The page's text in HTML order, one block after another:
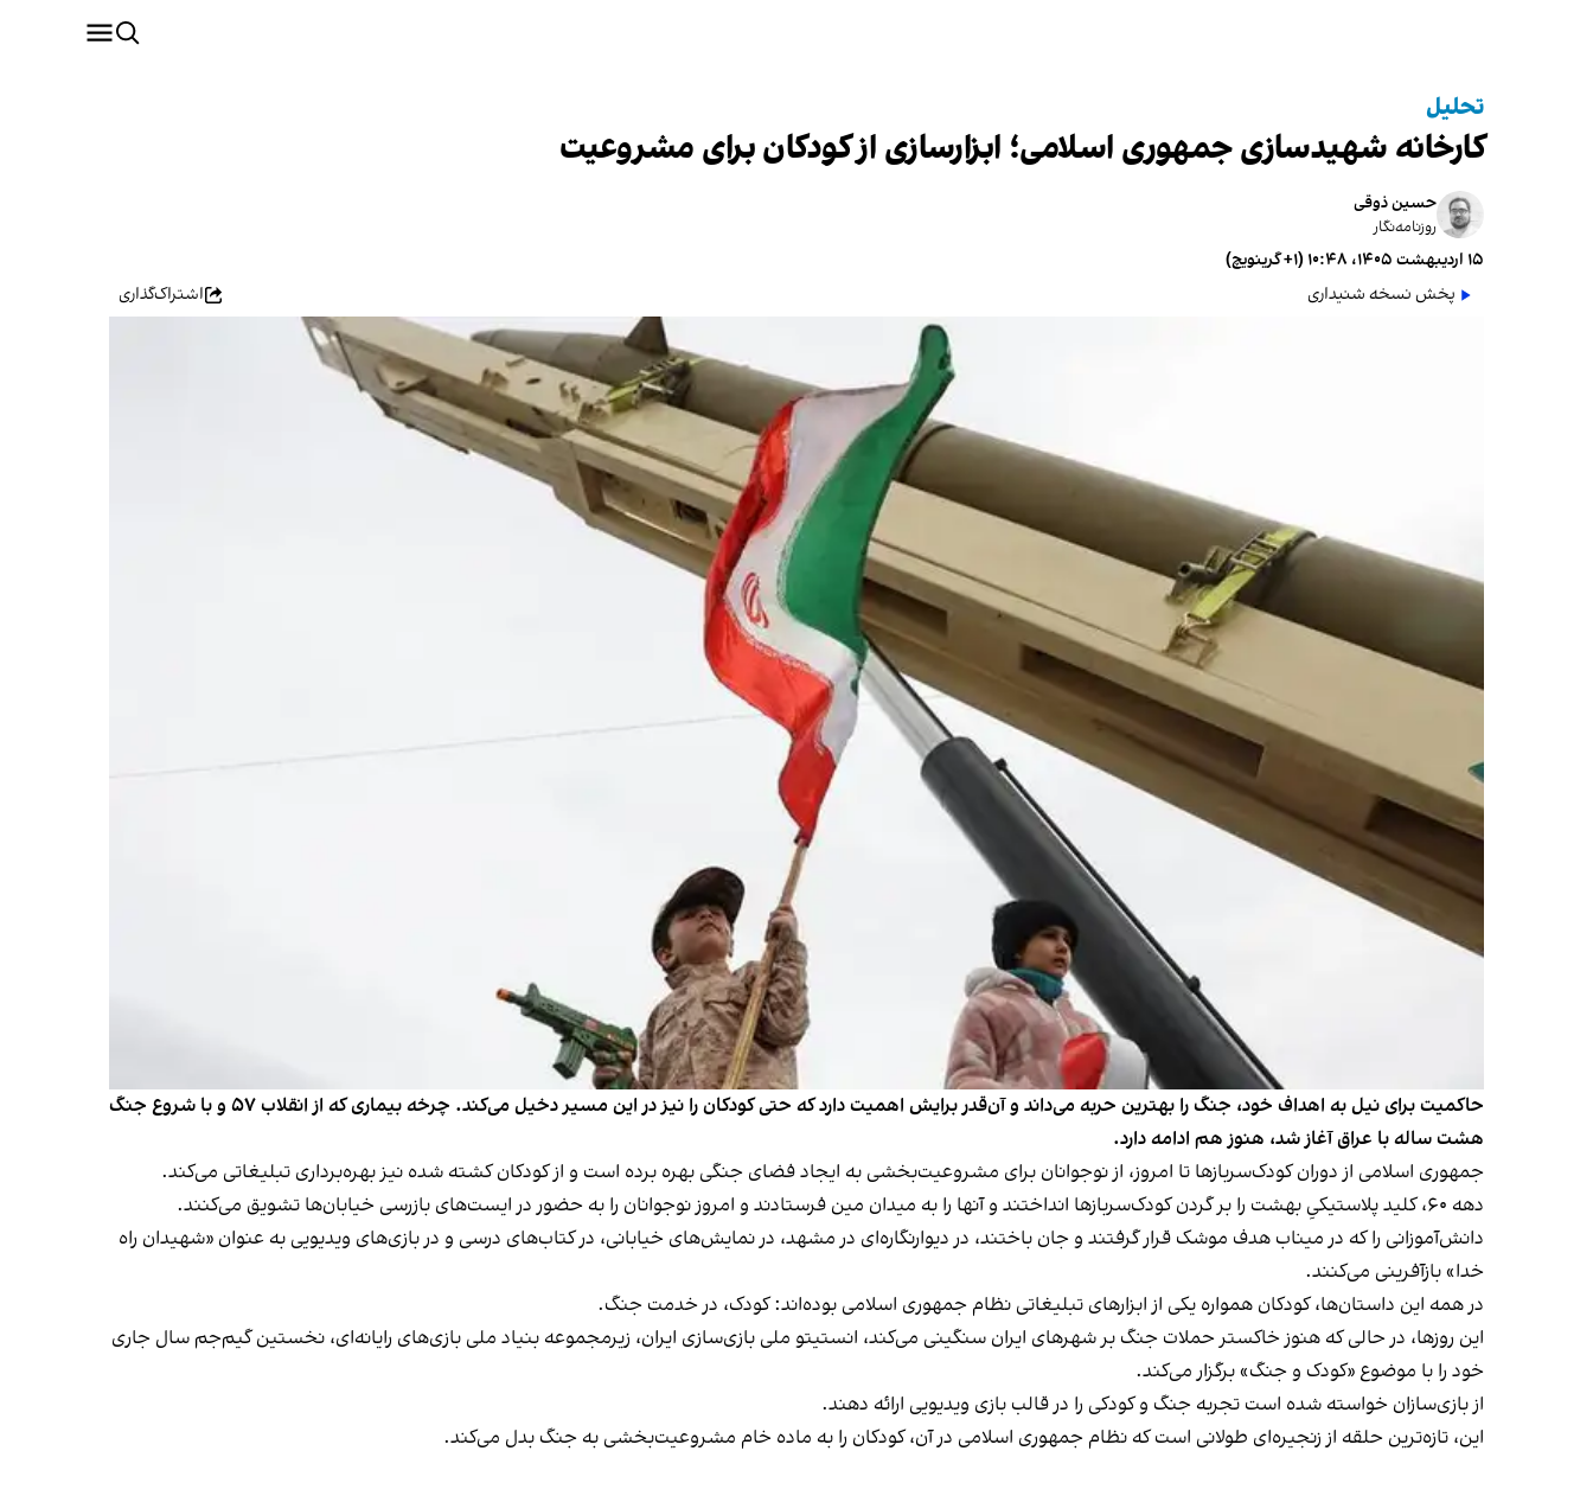
تحلیل
کارخانه شهیدسازی جمهوری اسلامی؛ ابزارسازی از کودکان برای مشروعیت
حسین ذوقی
روزنامه‌نگار
۱۵ اردیبهشت ۱۴۰۵، ۱۰:۴۸ (‎+۱ گرینویچ)
پخش نسخه شنیداری
اشتراک‌گذاری
حاکمیت برای نیل به اهداف خود، جنگ را بهترین حربه می‌داند و آن‌قدر برایش اهمیت دارد که حتی کودکان را نیز در این مسیر دخیل می‌کند. چرخه بیماری که از انقلاب ۵۷ و با شروع جنگ
هشت ساله با عراق آغاز شد، هنوز هم ادامه دارد.
جمهوری اسلامی از دوران کودک‌سربازها تا امروز، از نوجوانان برای مشروعیت‌بخشی به ایجاد فضای جنگی بهره برده است و از کودکان کشته شده نیز بهره‌برداری تبلیغاتی می‌کند.
دهه ۶۰، کلید پلاستیکیِ بهشت را بر گردن کودک‌سربازها انداختند و آنها را به میدان مین فرستادند و امروز نوجوانان را به حضور در ایست‌‌های بازرسی‌ خیابان‌ها تشویق می‌کنند.
دانش‌آموزانی را که در میناب هدف موشک قرار گرفتند و جان باختند، در دیوارنگاره‌ای در مشهد، در نمایش‌های خیابانی، در کتاب‌های درسی و در بازی‌های ویدیویی به عنوان «شهیدان راه
خدا» بازآفرینی می‌کنند.
در همه این داستان‌ها، کودکان همواره یکی از ابزارهای تبلیغاتی نظام جمهوری اسلامی بوده‌اند: کودک، در خدمت جنگ.
این روزها، در حالی که هنوز خاکستر حملات جنگ بر شهرهای ایران سنگینی می‌کند، انستیتو ملی بازی‌سازی ایران، زیرمجموعه بنیاد ملی بازی‌های رایانه‌ای، نخستین گیم‌جم سال جاری
خود را با موضوع «کودک و جنگ» برگزار می‌کند.
از بازی‌سازان خواسته شده است تجربه‌ جنگ و کودکی را در قالب بازی ویدیویی ارائه دهند.
این، تازه‌ترین حلقه از زنجیره‌ای طولانی است که نظام جمهوری اسلامی در آن، کودکان را به ماده خام مشروعیت‌بخشی به جنگ بدل می‌کند.